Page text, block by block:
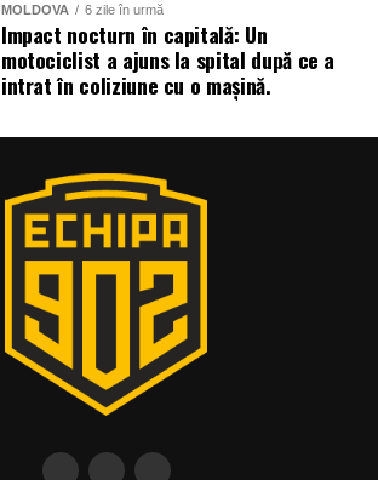
MOLDOVA 6 zile în urmă
Impact nocturn în capitală: Un
motociclist a ajuns la spital după ce a
intrat în coliziune cu o mașină.